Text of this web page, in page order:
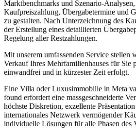
Marktbenchmarks und Szenario-
Kaufpreiszahlung, Übergabetermine und
zu gestalten. Nach Unterzeichnung des
der Erstellung eines detaillierten
Regelung aller Restzahlungen.
Mit unserem umfassenden Service stellen
Verkauf Ihres Mehrfamilienhauses für Sie
einwandfrei und in kürzester Zeit erfolgt.
Eine Villa oder Luxusimmobilie in Meta
found erfordert eine massgeschneiderte
höchste Diskretion, exzellente
internationales Netzwerk vermögender
individuelle Lösungen für alle Phasen des